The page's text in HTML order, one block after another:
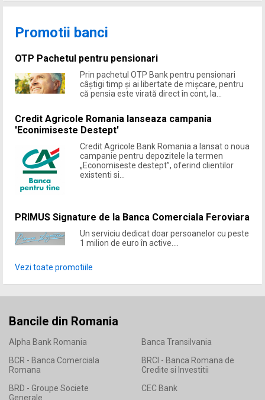
Promotii banci
OTP Pachetul pentru pensionari
Prin pachetul OTP Bank pentru pensionari
câștigi timp şi ai libertate de mişcare, pentru
că pensia este virată direct în cont, la...
Credit Agricole Romania lanseaza campania
'Econimiseste Destept'
Credit Agricole Bank Romania a lansat o noua
campanie pentru depozitele la termen
„Economiseste destept”, oferind clientilor
existenti si...
PRIMUS Signature de la Banca Comerciala Feroviara
Un serviciu dedicat doar persoanelor cu peste
1 milion de euro în active....
Vezi toate promotiile
Bancile din Romania
Alpha Bank Romania
Banca Transilvania
BCR - Banca Comerciala
Romana
BRCI - Banca Romana de
Credite si Investitii
BRD - Groupe Societe
Generale
CEC Bank